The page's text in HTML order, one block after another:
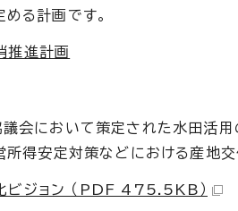
る計画です。
推進計画
会において策定された水田活用
所得安定対策などにおける産地
ビジョン （PDF 475.5KB）